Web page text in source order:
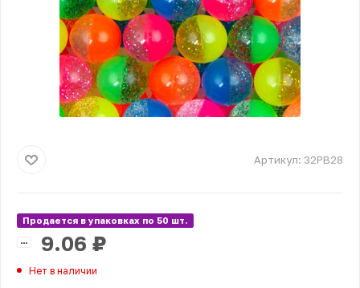
Артикул: 32PB28
Продается в упаковках по 50 шт.
9.06 ₽
Нет в наличии